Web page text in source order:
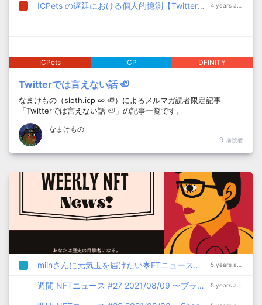
ICPets の遅延における個人的憶測【Twitterでは言えない話 🦥】
ICPets ICP DFINITY
Twitterでは言えない話 🦥
なまけもの（sloth.icp ∞ 🦥）によるメルマガ読者限定記事
「Twitterでは言えない話 🦥」の記事一覧です。
なまけもの
9 購読者
miinさんに元気玉を届けたい🌟FTニュースの連載のお礼と激励の言葉求む
週間 NFTニュース #27 2021/08/09 〜ブランド企業/オークションハウス/ジェネレーティブアート〜